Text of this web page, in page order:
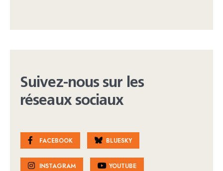
Suivez-nous sur les
réseaux sociaux
FACEBOOK BLUESKY
INSTAGRAM YOUTUBE